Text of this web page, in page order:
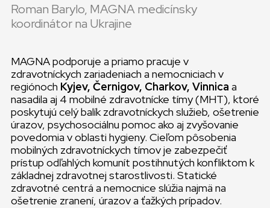
Roman Barylo, MAGNA medicínsky
koordinátor na Ukrajine
MAGNA podporuje a priamo pracuje v
zdravotníckych zariadeniach a nemocniciach v
regiónoch Kyjev, Černigov, Charkov, Vinnica a
nasadila aj 4 mobilné zdravotnícke tímy (MHT), ktoré
poskytujú celý balík zdravotníckych služieb, ošetrenie
úrazov, psychosociálnu pomoc ako aj zvyšovanie
povedomia v oblasti hygieny. Cieľom pôsobenia
mobilných zdravotníckych tímov je zabezpečiť
prístup odľahlých komunít postihnutých konfliktom k
základnej zdravotnej starostlivosti. Statické
zdravotné centrá a nemocnice slúžia najmä na
ošetrenie zranení, úrazov a ťažkých prípadov.